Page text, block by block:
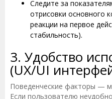
Следите за
отрисовки основного
реакции на первое
стабильность).
3. Удобство
(UX/UI
Поведенческие факторы —
Если пользователю